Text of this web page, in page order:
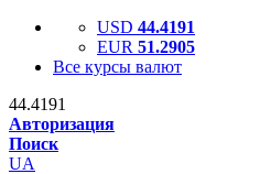
USD 44.4191
EUR 51.2905
Все курсы валют
44.4191
Авторизация
Поиск
UA